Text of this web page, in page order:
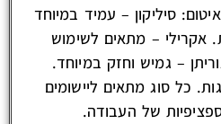
סיליקון – עמיד במיוחד
אקרילי – מתאים לשימוש
– גמיש וחזק במיוחד.
כל סוג מתאים ליישומים
של העבודה.